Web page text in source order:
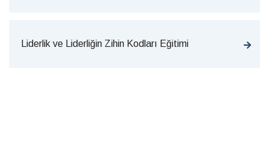
Liderlik ve Liderliğin Zihin Kodları Eğitimi